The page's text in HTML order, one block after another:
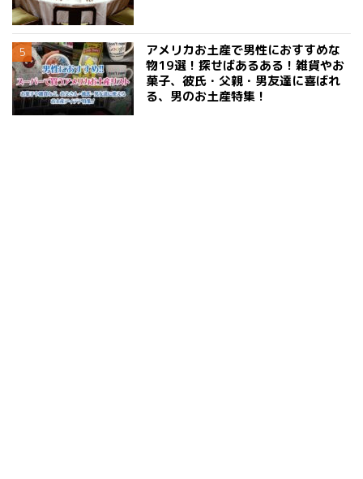
アメリカお土産で男性におすすめな
物19選！探せばあるある！雑貨やお
菓子、彼氏・父親・男友達に喜ばれ
る、男のお土産特集！